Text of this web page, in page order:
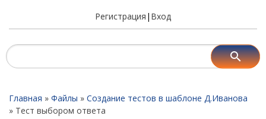
Регистрация | Вход
Главная » Файлы » Создание тестов в шаблоне Д.Иванова
» Тест выбором ответа